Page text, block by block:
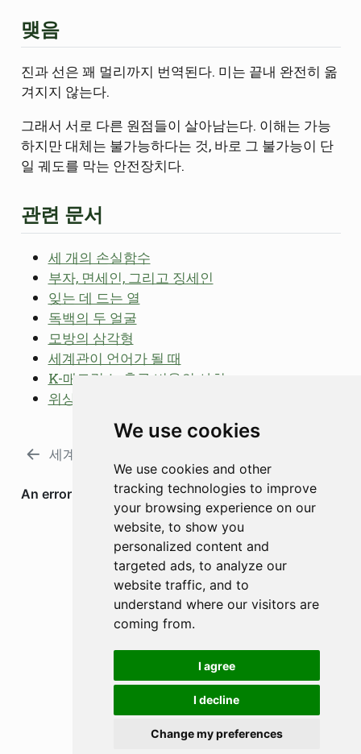
We use cookies
We use cookies and other
tracking technologies to improve
your browsing experience on our
website, to show you
personalized content and
targeted ads, to analyze our
website traffic, and to
understand where our visitors are
coming from.
I agree
I decline
Change my preferences
맺음
진과 선은 꽤 멀리까지 번역된다. 미는 끝내 완전히 옮
겨지지 않는다.
그래서 서로 다른 원점들이 살아남는다. 이해는 가능
하지만 대체는 불가능하다는 것, 바로 그 불가능이 단
일 궤도를 막는 안전장치다.
관련 문서
세 개의 손실함수
부자, 면세인, 그리고 징세인
잊는 데 드는 열
독백의 두 얼굴
모방의 삼각형
세계관이 언어가 될 때
K-매트릭스: 출구 비용의 사회
위상학적 종교개혁
세계관이 언어가 될 때
소스코드 보기